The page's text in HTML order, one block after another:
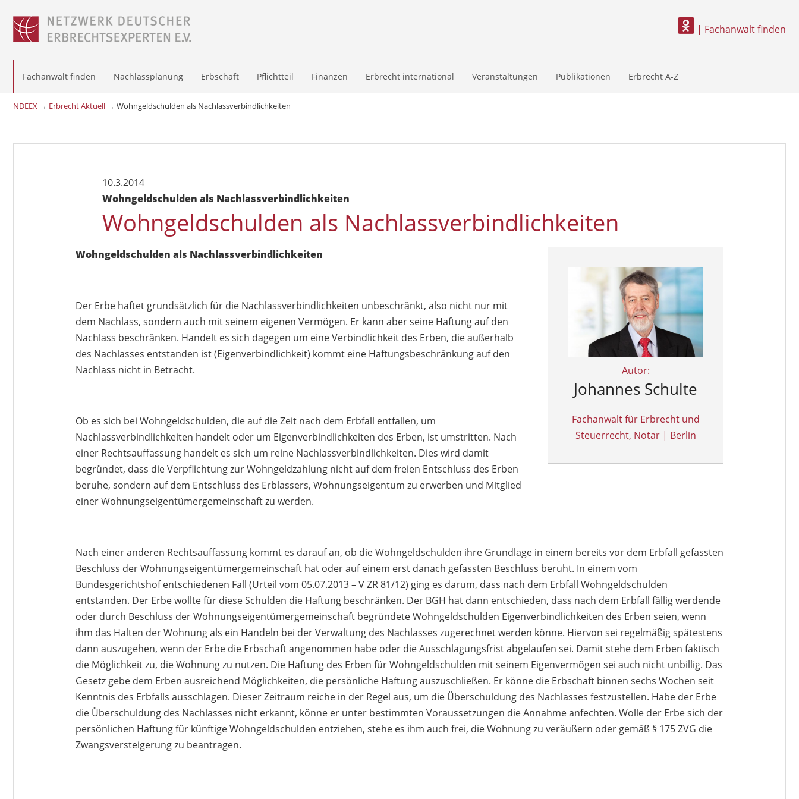
| Fachanwalt finden
Fachanwalt finden Nachlassplanung Erbschaft Pflichtteil Finanzen Erbrecht international Veranstaltungen Publikationen Erbrecht A-Z
NDEEX → Erbrecht Aktuell → Wohngeldschulden als Nachlassverbindlichkeiten
10.3.2014
Wohngeldschulden als Nachlassverbindlichkeiten
Wohngeldschulden als Nachlassverbindlichkeiten
Autor:
Johannes Schulte
Fachanwalt für Erbrecht und
Steuerrecht, Notar | Berlin
Wohngeldschulden als Nachlassverbindlichkeiten
Der Erbe haftet grundsätzlich für die Nachlassverbindlichkeiten unbeschränkt, also nicht nur mit
dem Nachlass, sondern auch mit seinem eigenen Vermögen. Er kann aber seine Haftung auf den
Nachlass beschränken. Handelt es sich dagegen um eine Verbindlichkeit des Erben, die außerhalb
des Nachlasses entstanden ist (Eigenverbindlichkeit) kommt eine Haftungsbeschränkung auf den
Nachlass nicht in Betracht.
Ob es sich bei Wohngeldschulden, die auf die Zeit nach dem Erbfall entfallen, um
Nachlassverbindlichkeiten handelt oder um Eigenverbindlichkeiten des Erben, ist umstritten. Nach
einer Rechtsauffassung handelt es sich um reine Nachlassverbindlichkeiten. Dies wird damit
begründet, dass die Verpflichtung zur Wohngeldzahlung nicht auf dem freien Entschluss des Erben
beruhe, sondern auf dem Entschluss des Erblassers, Wohnungseigentum zu erwerben und Mitglied
einer Wohnungseigentümergemeinschaft zu werden.
Nach einer anderen Rechtsauffassung kommt es darauf an, ob die Wohngeldschulden ihre Grundlage in einem bereits vor dem Erbfall gefassten
Beschluss der Wohnungseigentümergemeinschaft hat oder auf einem erst danach gefassten Beschluss beruht. In einem vom
Bundesgerichtshof entschiedenen Fall (Urteil vom 05.07.2013 – V ZR 81/12) ging es darum, dass nach dem Erbfall Wohngeldschulden
entstanden. Der Erbe wollte für diese Schulden die Haftung beschränken. Der BGH hat dann entschieden, dass nach dem Erbfall fällig werdende
oder durch Beschluss der Wohnungseigentümergemeinschaft begründete Wohngeldschulden Eigenverbindlichkeiten des Erben seien, wenn
ihm das Halten der Wohnung als ein Handeln bei der Verwaltung des Nachlasses zugerechnet werden könne. Hiervon sei regelmäßig spätestens
dann auszugehen, wenn der Erbe die Erbschaft angenommen habe oder die Ausschlagungsfrist abgelaufen sei. Damit stehe dem Erben faktisch
die Möglichkeit zu, die Wohnung zu nutzen. Die Haftung des Erben für Wohngeldschulden mit seinem Eigenvermögen sei auch nicht unbillig. Das
Gesetz gebe dem Erben ausreichend Möglichkeiten, die persönliche Haftung auszuschließen. Er könne die Erbschaft binnen sechs Wochen seit
Kenntnis des Erbfalls ausschlagen. Dieser Zeitraum reiche in der Regel aus, um die Überschuldung des Nachlasses festzustellen. Habe der Erbe
die Überschuldung des Nachlasses nicht erkannt, könne er unter bestimmten Voraussetzungen die Annahme anfechten. Wolle der Erbe sich der
persönlichen Haftung für künftige Wohngeldschulden entziehen, stehe es ihm auch frei, die Wohnung zu veräußern oder gemäß § 175 ZVG die
Zwangsversteigerung zu beantragen.